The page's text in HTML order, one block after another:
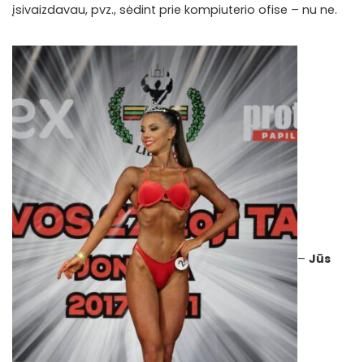
įsivaizdavau, pvz., sėdint prie kompiuterio ofise – nu ne.
– Jūs